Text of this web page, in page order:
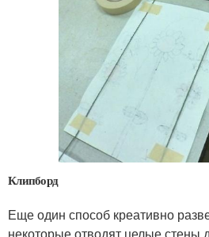
Клипборд
Еще один способ креативно
некоторые отводят целые стены